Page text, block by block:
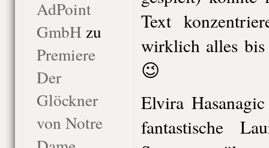
AdPoint
GmbH zu
Premiere
Der
Glöckner
von Notre
Text
wirklich alles bis
😉
Elvira
fantastische